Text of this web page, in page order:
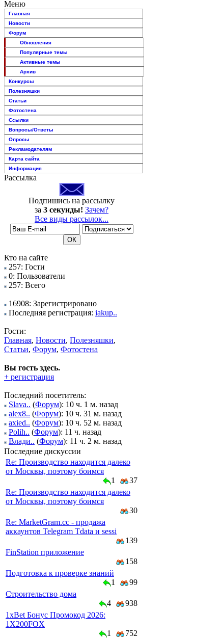
Меню
Главная
Новости
Форум
Обновления
Популярные темы
Активные темы
Архив
Конкурсы
Полезняшки
Статьи
Фотостена
Ссылки
Вопросы/Ответы
Опросы
Рекламодателям
Карта сайта
Информация
Рассылка
Подпишись на рассылку
за 3 секунды! Зачем?
Все виды рассылок...
Кто на сайте
257: Гости
0: Пользователи
257: Всего
16908: Зарегистрировано
Последняя регистрация: iakup..
Гости:
Главная, Новости, Полезняшки,
Статьи, Форум, Фотостена
Вы гость здесь.
+ регистрация
Последний посетитель:
Slava.. (Форум): 10 ч. 1 м. назад
alex8.. (Форум): 10 ч. 31 м. назад
axied.. (Форум): 10 ч. 52 м. назад
Polih.. (Форум): 11 ч. назад
Влади.. (Форум): 11 ч. 2 м. назад
Последние дискуссии
Re: Производство находится далеко
от Москвы, поэтому боимся
1
37
Re: Производство находится далеко
от Москвы, поэтому боимся
30
Re: MarketGram.cc - продажа
аккаунтов Telegram Tdata и sessi
139
FinStation приложение
158
Подготовка к проверке знаний
1
99
Строительство дома
4
938
1xBet Бонус Промокод 2026:
1X200FOX
1
752